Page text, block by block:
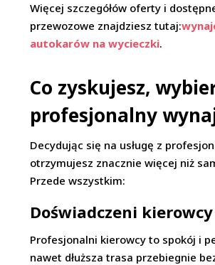
Więcej szczegółów oferty i
przewozowe znajdziesz tutaj:
autokarów na wycieczki.
Co zyskujesz,
profesjonalny
Decydując się na usługę z
otrzymujesz znacznie więcej niż
Przede wszystkim:
Doświadczeni kierowcy
Profesjonalni kierowcy to spokój i
nawet dłuższa trasa przebiegnie